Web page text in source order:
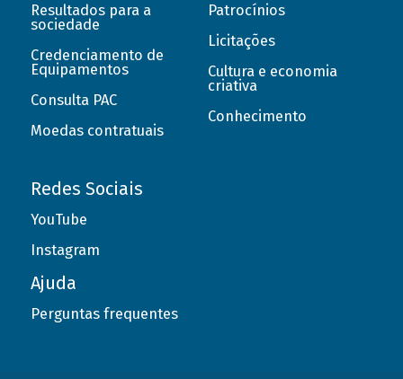
Resultados para a
sociedade
Credenciamento de
Equipamentos
Consulta PAC
Moedas contratuais
Patrocínios
Licitações
Cultura e economia
criativa
Conhecimento
Redes Sociais
YouTube
Instagram
Ajuda
Perguntas frequentes